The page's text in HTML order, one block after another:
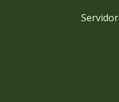
Servidor